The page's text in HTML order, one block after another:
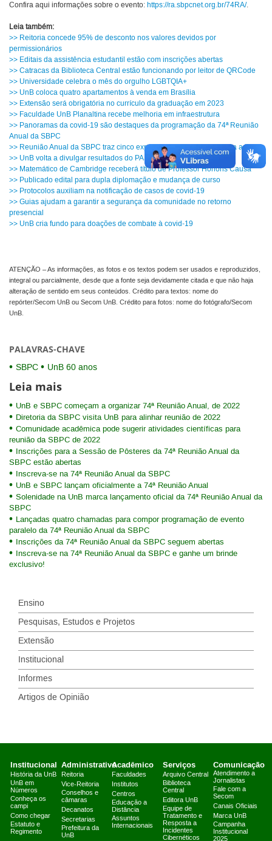
Confira aqui informações sobre o evento: https://ra.sbpcnet.org.br/74RA/.
Leia também:
>> Reitoria concede 95% de desconto nos valores devidos por
permissionários
>> Editais da assistência estudantil estão com inscrições abertas
>> Catracas da Biblioteca Central estão funcionando por leitor de QRCode
>> Universidade celebra o mês do orgulho LGBTQIA+
>> UnB coloca quatro apartamentos à venda em Brasília
>> Extensão será obrigatória no currículo da graduação em 2023
>> Faculdade UnB Planaltina recebe melhoria em infraestrutura
>> Panoramas da covid-19 são destaques da programação da 74ª Reunião
Anual da SBPC
>> Reunião Anual da SBPC traz cinco exposições sobre ciência para a UnB
>> UnB volta a divulgar resultados do PAS presencialmente
>> Matemático de Cambridge receberá título de Professor Honoris Causa
>> Publicado edital para dupla diplomação e mudança de curso
>> Protocolos auxiliam na notificação de casos de covid-19
>> Guias ajudam a garantir a segurança da comunidade no retorno
presencial
>> UnB cria fundo para doações de combate à covid-19
ATENÇÃO – As informações, as fotos e os textos podem ser usados e reproduzidos,
integral ou parcialmente, desde que a fonte seja devidamente citada e que não haja
alteração de sentido em seus conteúdos. Crédito para textos: nome do
repórter/Secom UnB ou Secom UnB. Crédito para fotos: nome do fotógrafo/Secom
UnB.
PALAVRAS-CHAVE
SBPC UnB 60 anos
Leia mais
UnB e SBPC começam a organizar 74ª Reunião Anual, de 2022
Diretoria da SBPC visita UnB para alinhar reunião de 2022
Comunidade acadêmica pode sugerir atividades científicas para
reunião da SBPC de 2022
Inscrições para a Sessão de Pôsteres da 74ª Reunião Anual da
SBPC estão abertas
Inscreva-se na 74ª Reunião Anual da SBPC
UnB e SBPC lançam oficialmente a 74ª Reunião Anual
Solenidade na UnB marca lançamento oficial da 74ª Reunião Anual da
SBPC
Lançadas quatro chamadas para compor programação de evento
paralelo da 74ª Reunião Anual da SBPC
Inscrições da 74ª Reunião Anual da SBPC seguem abertas
Inscreva-se na 74ª Reunião Anual da SBPC e ganhe um brinde
exclusivo!
Ensino
Pesquisas, Estudos e Projetos
Extensão
Institucional
Informes
Artigos de Opinião
Institucional
História da UnB
UnB em
Números
Conheça os
campi
Como chegar
Estatuto e
Regimento
Administrativo
Reitoria
Vice-Reitoria
Conselhos e
câmaras
Decanatos
Secretarias
Prefeitura da
UnB
Acadêmico
Faculdades
Institutos
Centros
Educação a
Distância
Assuntos
Internacionais
Serviços
Arquivo Central
Biblioteca
Central
Editora UnB
Equipe de
Tratamento e
Resposta a
Incidentes
Cibernéticos
Comunicação
Atendimento a
Jornalistas
Fale com a
Secom
Canais Oficiais
Marca UnB
Campanha
Institucional
2025